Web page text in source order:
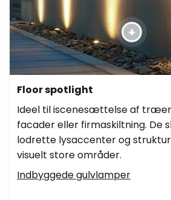
Floor spotlight
Ideel til iscenesættelse af
facader eller firmaskiltning. De
lodrette lysaccenter og
visuelt store områder.
Indbyggede gulvlamper